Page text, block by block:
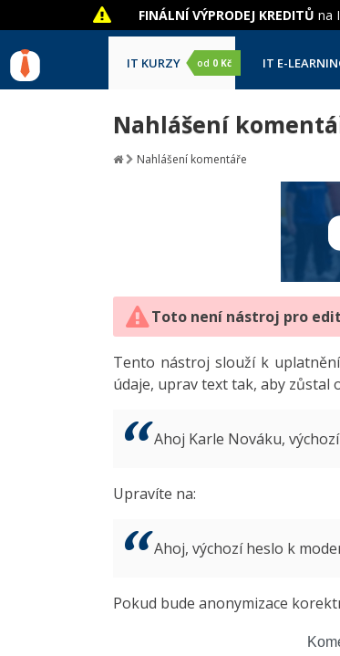
FINÁLNÍ VÝPRODEJ KREDITŮ na
IT KURZY od 0 Kč IT E-
Nahlášení
Nahlášení komentáře
Toto není nástroj pro
Tento nástroj slouží k
údaje, uprav text tak, aby zůstal
Ahoj Karle Nováku,
Upravíte na:
Ahoj, výchozí heslo k
Pokud bude anonymizace